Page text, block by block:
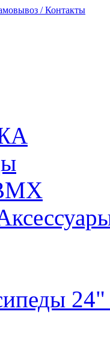
/ Контакты